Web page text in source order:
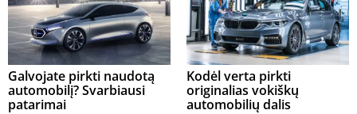
Galvojate pirkti naudotą
automobilį? Svarbiausi
patarimai
Kodėl verta pirkti
originalias vokiškų
automobilių dalis